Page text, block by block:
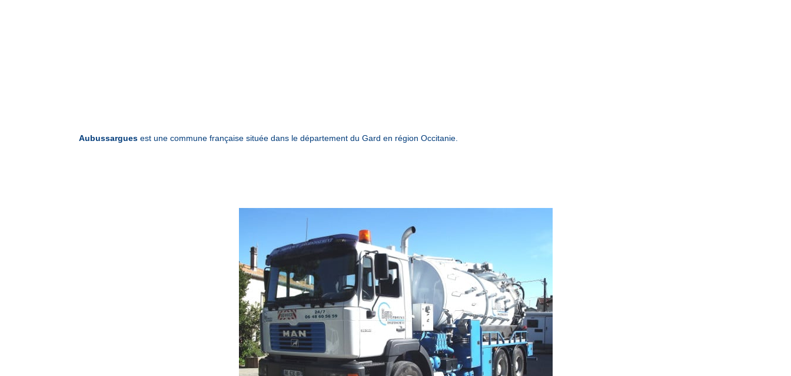
Aubussargues est une commune française située dans le département du Gard en région Occitanie.